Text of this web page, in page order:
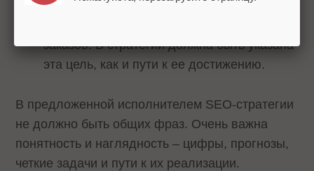
относится к методам достижения конечной
заказов. В стратегии должна быть указана
эта цель, как и пути к ее достижению.
В предложенной исполнителем SEO-стратегии
не должно быть общих фраз. Очень важна
понятность и наглядность – цифры, прогнозы,
четкие задачи и пути к их реализации.